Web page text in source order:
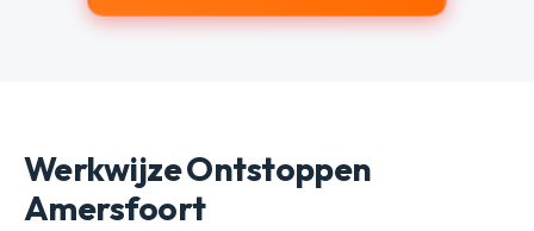
Werkwijze Ontstoppen
Amersfoort